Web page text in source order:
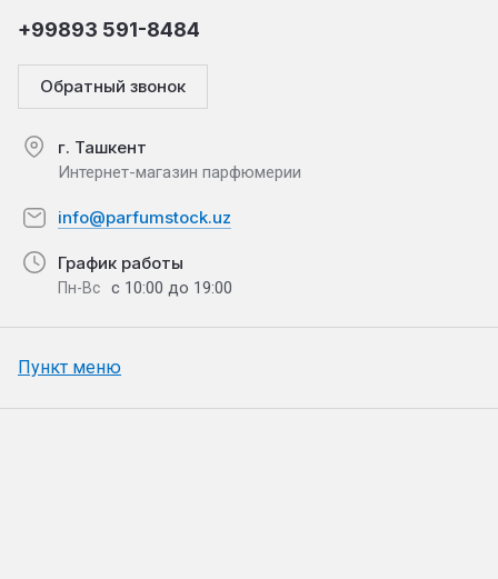
+99893 591-8484
Обратный звонок
г. Ташкент
Интернет-магазин парфюмерии
info@parfumstock.uz
График работы
Пн-Вс с 10:00 до 19:00
Пункт меню